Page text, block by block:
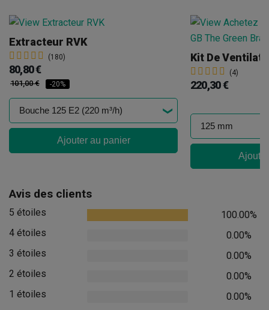
Extracteur RVK
(180)
80,80 €
101,00 € -20%
Ajouter au panier
Kit De
(4)
220,30 €
Avis des clients
5 étoiles
100.00%
4 étoiles
0.00%
3 étoiles
0.00%
2 étoiles
0.00%
1 étoiles
0.00%